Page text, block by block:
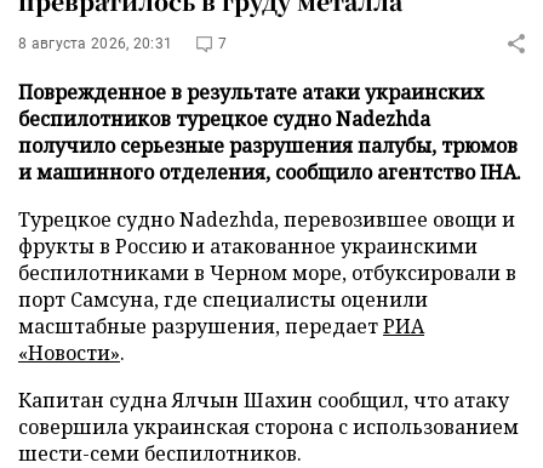
8 августа 2026, 20:31 7
Поврежденное в результате атаки украинских
беспилотников турецкое судно Nadezhda
получило серьезные разрушения палубы, трюмов
и машинного отделения, сообщило агентство IHA.
Турецкое судно Nadezhda, перевозившее овощи и
фрукты в Россию и атакованное украинскими
беспилотниками в Черном море, отбуксировали в
порт Самсуна, где специалисты оценили
масштабные разрушения, передаетРИА
«Новости».
Капитан судна Ялчын Шахин сообщил, что атаку
совершила украинская сторона с использованием
шести-семи беспилотников.